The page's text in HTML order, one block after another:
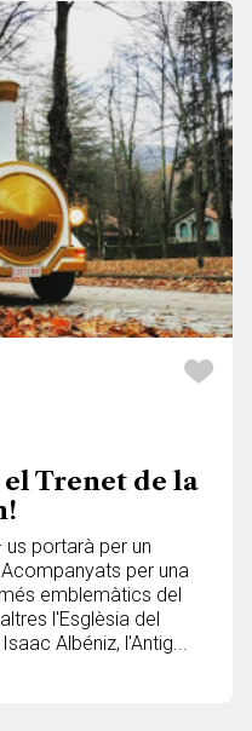
Trenet de la
portarà per un
per una
emblemàtics del
l'Esglèsia del
Albéniz, l'Antig...